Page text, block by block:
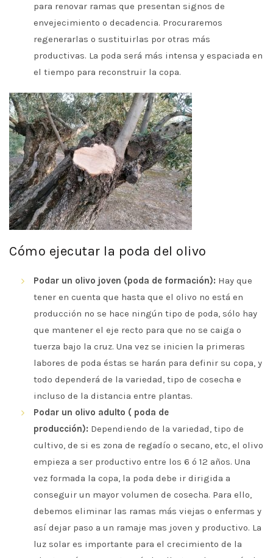
para renovar ramas que presentan signos de
envejecimiento o decadencia. Procuraremos
regenerarlas o sustituirlas por otras más
productivas. La poda será más intensa y espaciada en
el tiempo para reconstruir la copa.
Cómo ejecutar la poda del olivo
Podar un olivo joven (poda de formación): Hay que
tener en cuenta que hasta que el olivo no está en
producción no se hace ningún tipo de poda, sólo hay
que mantener el eje recto para que no se caiga o
tuerza bajo la cruz. Una vez se inicien la primeras
labores de poda éstas se harán para definir su copa, y
todo dependerá de la variedad, tipo de cosecha e
incluso de la distancia entre plantas.
Podar un olivo adulto ( poda de
producción): Dependiendo de la variedad, tipo de
cultivo, de si es zona de regadío o secano, etc, el olivo
empieza a ser productivo entre los 6 ó 12 años. Una
vez formada la copa, la poda debe ir dirigida a
conseguir un mayor volumen de cosecha. Para ello,
debemos eliminar las ramas más viejas o enfermas y
así dejar paso a un ramaje mas joven y productivo. La
luz solar es importante para el crecimiento de la